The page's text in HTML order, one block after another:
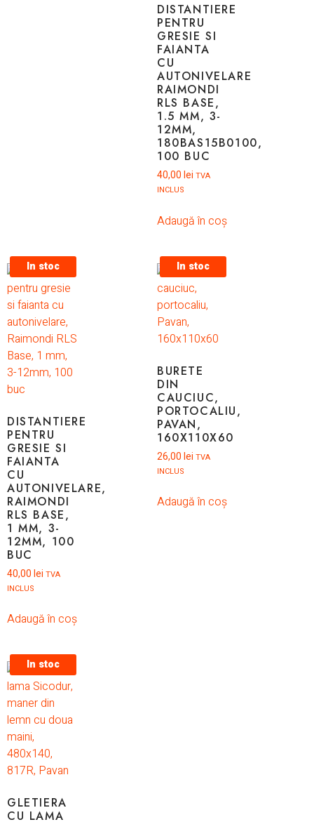
DISTANTIERE
PENTRU
GRESIE SI
FAIANTA
CU
AUTONIVELARE
RAIMONDI
RLS BASE,
1.5 MM, 3-
12MM,
180BAS15B0100,
100 BUC
40,00 lei TVA
INCLUS
Adaugă în coș
In stoc
DISTANTIERE
PENTRU
GRESIE SI
FAIANTA
CU
AUTONIVELARE,
RAIMONDI
RLS BASE,
1 MM, 3-
12MM, 100
BUC
40,00 lei TVA
INCLUS
Adaugă în coș
In stoc
BURETE
DIN
CAUCIUC,
PORTOCALIU,
PAVAN,
160X110X60
26,00 lei TVA
INCLUS
Adaugă în coș
In stoc
GLETIERA
CU LAMA